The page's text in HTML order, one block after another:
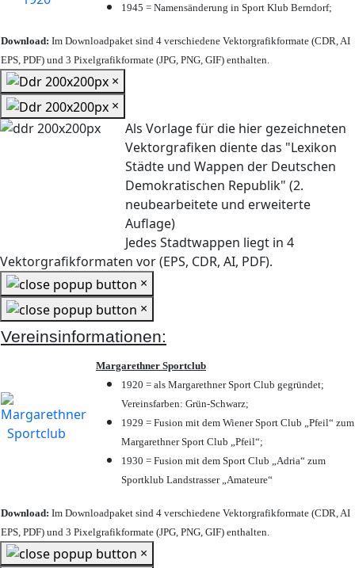
1945 = Namensänderung in Sport Klub Berndorf;
Download: Im Downloadpaket sind 4 verschiedene Vektorgrafikformate (CDR, AI
EPS, PDF) und 3 Pixelgrafikformate (JPG, PNG, GIF) enthalten.
×
×
Als Vorlage für die hier gezeichneten
Vektorgrafiken diente das "Lexikon
Städte und Wappen der Deutschen
Demokratischen Republik" (2.
neubearbeitete und erweiterte
Auflage)
Jedes Stadtwappen liegt in 4
Vektorgrafikformaten vor (EPS, CDR, AI, PDF).
×
×
Vereinsinformationen:
Margarethner Sportclub
1920 = als Margarethner Sport Club gegründet;
Vereinsfarben: Grün-Schwarz;
1929 = Fusion mit dem Wiener Sport Club „Pfeil“ zum
Margarethner Sport Club „Pfeil“;
1930 = Fusion mit dem Sport Club „Adria“ zum
Sportklub Landstrasser „Amateure“
Download: Im Downloadpaket sind 4 verschiedene Vektorgrafikformate (CDR, AI
EPS, PDF) und 3 Pixelgrafikformate (JPG, PNG, GIF) enthalten.
×